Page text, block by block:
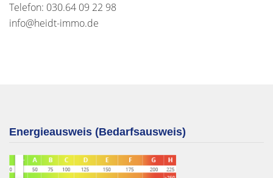
Telefon: 030.64 09 22 98
info@heidt-immo.de
Energieausweis (Bedarfsausweis)